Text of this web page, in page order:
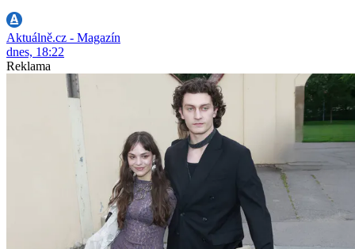
Aktuálně.cz - Magazín
dnes, 18:22
Reklama